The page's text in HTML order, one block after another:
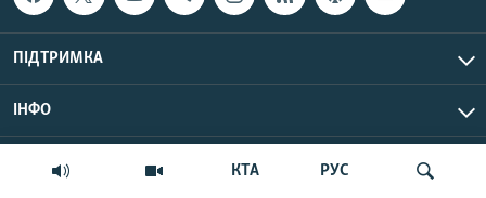
КТА РУС
ПІДТРИМКА
ІНФО
© Крим.Реалії, 2026 | Усі права застережено.